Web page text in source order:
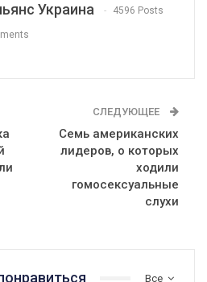
Украина 4596 Posts
СЛЕДУЮЩЕЕ
Семь американских
лидеров, о которых
ходили
гомосексуальные
слухи
Все